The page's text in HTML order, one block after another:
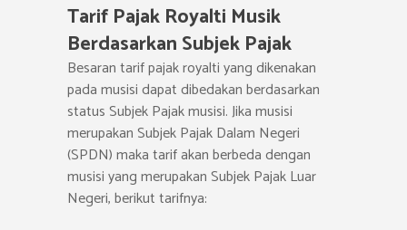
Tarif Pajak Royalti Musik
Berdasarkan Subjek Pajak
Besaran tarif pajak royalti yang dikenakan
pada musisi dapat dibedakan berdasarkan
status Subjek Pajak musisi. Jika musisi
merupakan Subjek Pajak Dalam Negeri
(SPDN) maka tarif akan berbeda dengan
musisi yang merupakan Subjek Pajak Luar
Negeri, berikut tarifnya: